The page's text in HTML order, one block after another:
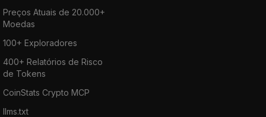
Preços Atuais de 20.000+
Moedas
100+ Exploradores
400+ Relatórios de Risco
de Tokens
CoinStats Crypto MCP
llms.txt